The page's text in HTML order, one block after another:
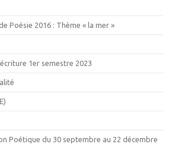
Poésie 2016 : Thème « la mer »
1er semestre 2023
Poétique du 30 septembre au 22 décembre